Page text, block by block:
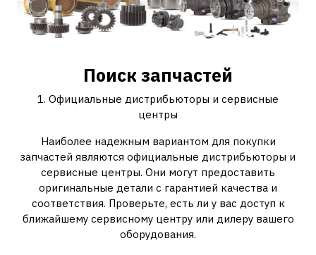
Поиск запчастей
1. Официальные дистрибьюторы и сервисные
центры
Наиболее надежным вариантом для покупки
запчастей являются официальные дистрибьюторы и
сервисные центры. Они могут предоставить
оригинальные детали с гарантией качества и
соответствия. Проверьте, есть ли у вас доступ к
ближайшему сервисному центру или дилеру вашего
оборудования.